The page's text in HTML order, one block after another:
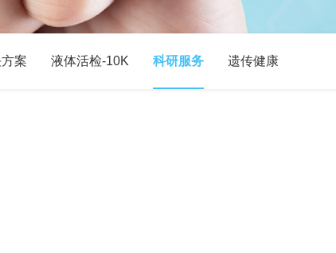
案 液体活检-10K 科研服务 遗传健康